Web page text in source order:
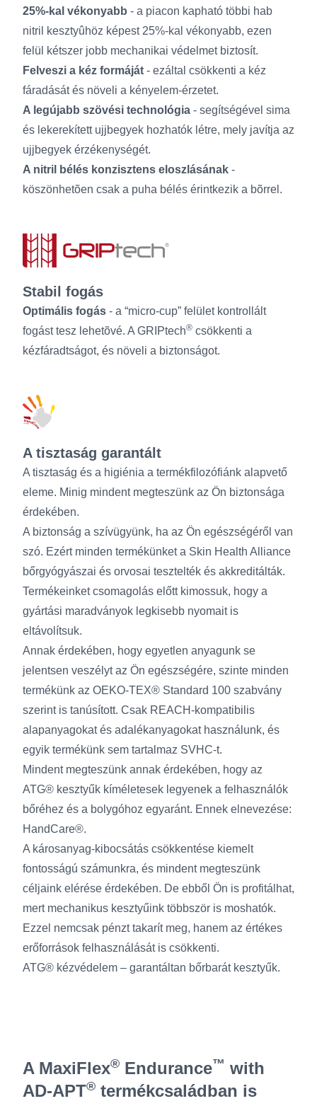
25%-kal vékonyabb - a piacon kapható többi hab
nitril kesztyûhöz képest 25%-kal vékonyabb, ezen
felül kétszer jobb mechanikai védelmet biztosít.
Felveszi a kéz formáját - ezáltal csökkenti a kéz
fáradását és növeli a kényelem-érzetet.
A legújabb szövési technológia - segítségével sima
és lekerekített ujjbegyek hozhatók létre, mely javítja az
ujjbegyek érzékenységét.
A nitril bélés konzisztens eloszlásának -
köszönhetõen csak a puha bélés érintkezik a bõrrel.
Stabil fogás
Optimális fogás - a “micro-cup” felület kontrollált
fogást tesz lehetõvé. A GRIPtech® csökkenti a
kézfáradtságot, és növeli a biztonságot.
A tisztaság garantált
A tisztaság és a higiénia a termékfilozófiánk alapvető
eleme. Minig mindent megteszünk az Ön biztonsága
érdekében.
A biztonság a szívügyünk, ha az Ön egészségéről van
szó. Ezért minden termékünket a Skin Health Alliance
bőrgyógyászai és orvosai tesztelték és akkreditálták.
Termékeinket csomagolás előtt kimossuk, hogy a
gyártási maradványok legkisebb nyomait is
eltávolítsuk.
Annak érdekében, hogy egyetlen anyagunk se
jelentsen veszélyt az Ön egészségére, szinte minden
termékünk az OEKO-TEX® Standard 100 szabvány
szerint is tanúsított. Csak REACH-kompatibilis
alapanyagokat és adalékanyagokat használunk, és
egyik termékünk sem tartalmaz SVHC-t.
Mindent megteszünk annak érdekében, hogy az
ATG® kesztyűk kíméletesek legyenek a felhasználók
bőréhez és a bolygóhoz egyaránt. Ennek elnevezése:
HandCare®.
A károsanyag-kibocsátás csökkentése kiemelt
fontosságú számunkra, és mindent megteszünk
céljaink elérése érdekében. De ebből Ön is profitálhat,
mert mechanikus kesztyűink többször is moshatók.
Ezzel nemcsak pénzt takarít meg, hanem az értékes
erőforrások felhasználását is csökkenti.
ATG® kézvédelem – garantáltan bőrbarát kesztyűk.
A MaxiFlex® Endurance™ with
AD-APT® termékcsaládban is